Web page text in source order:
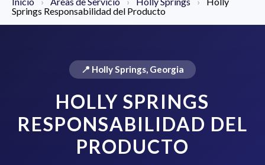
Springs Responsabilidad del Producto
📍 Holly Springs, Georgia
HOLLY SPRINGS
RESPONSABILIDAD DEL
PRODUCTO